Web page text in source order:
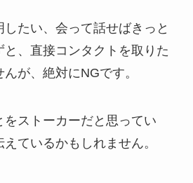
たい、会って話せばきっと
、直接コンタクトを取りた
が、絶対にNGです。
をストーカーだと思ってい
ているかもしれません。